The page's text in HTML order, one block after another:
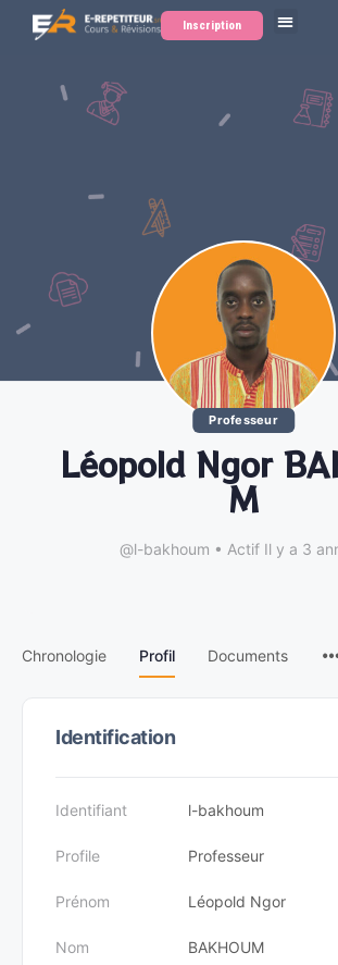
Inscription
Professeur
Léopold Ngor
M
@l-bakhoum • Actif Il y a 3
Chronologie Profil Documents
Identification
Identifiant l-bakhoum
Profile Professeur
Prénom Léopold Ngor
Nom BAKHOUM